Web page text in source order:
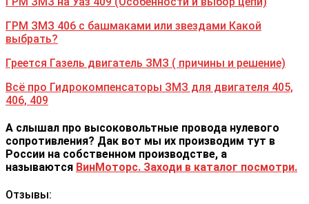
ГРМ ЗМЗ 406 с башмаками или звездами Какой
выбрать?
Греется Газель двигатель ЗМЗ ( причины и решение)
Всё про Гидрокомпенсаторы ЗМЗ для двигателя 405,
406, 409
А слышал про высоковольтные провода нулевого
сопротивления? Дак вот мы их производим тут в
России на собственном производстве, а
называются ВинМоторс. Заходи в каталог посмотри.
Отзывы: